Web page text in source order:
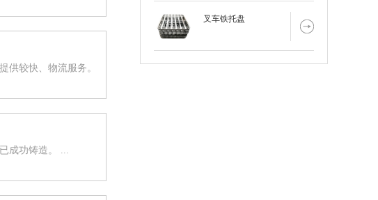
供较快、物流服务。
成功铸造。 ...
叉车铁托盘